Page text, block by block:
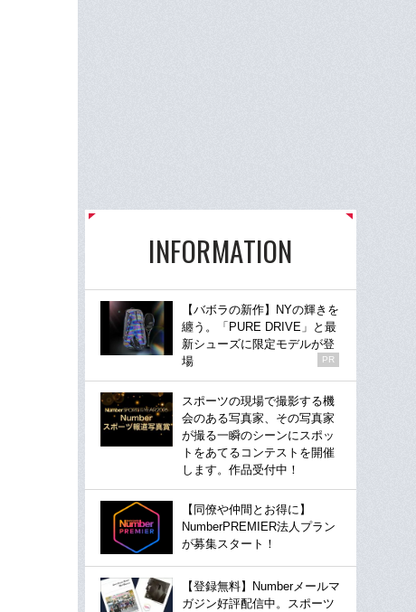
INFORMATION
【バボラの新作】NYの輝きを
纏う。「PURE DRIVE」と最
新シューズに限定モデルが登
場
PR
スポーツの現場で撮影する機
会のある写真家、その写真家
が撮る一瞬のシーンにスポッ
トをあてるコンテストを開催
します。作品受付中！
【同僚や仲間とお得に】
NumberPREMIER法人プラン
が募集スタート！
【登録無料】Numberメールマ
ガジン好評配信中。スポーツ